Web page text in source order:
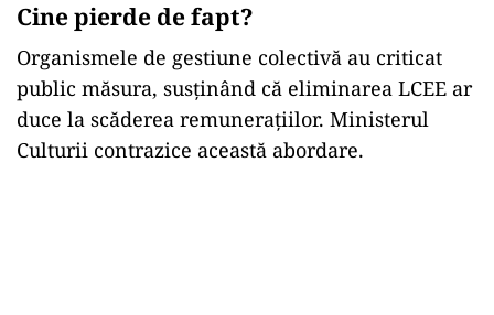
Cine pierde de fapt?
Organismele de gestiune colectivă au criticat
public măsura, susținând că eliminarea LCEE ar
duce la scăderea remunerațiilor. Ministerul
Culturii contrazice această abordare.